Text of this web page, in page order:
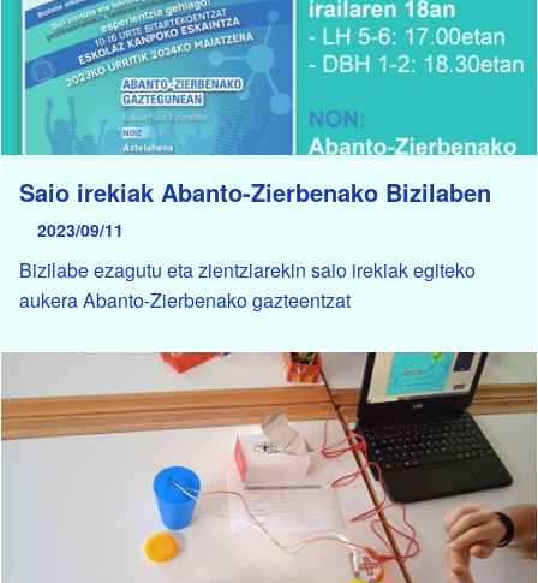
Saio irekiak Abanto-Zierbenako Bizilaben
2023/09/11
Bizilabe ezagutu eta zientziarekin saio irekiak egiteko
aukera Abanto-Zierbenako gazteentzat